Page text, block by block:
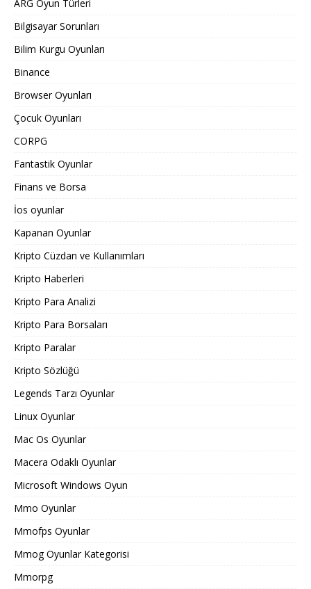
ARG Oyun Türleri
Bilgisayar Sorunları
Bilim Kurgu Oyunları
Binance
Browser Oyunları
Çocuk Oyunları
CORPG
Fantastik Oyunlar
Finans ve Borsa
İos oyunlar
Kapanan Oyunlar
Kripto Cüzdan ve Kullanımları
Kripto Haberleri
Kripto Para Analizi
Kripto Para Borsaları
Kripto Paralar
Kripto Sözlüğü
Legends Tarzı Oyunlar
Linux Oyunlar
Mac Os Oyunlar
Macera Odaklı Oyunlar
Microsoft Windows Oyun
Mmo Oyunlar
Mmofps Oyunlar
Mmog Oyunlar Kategorisi
Mmorpg